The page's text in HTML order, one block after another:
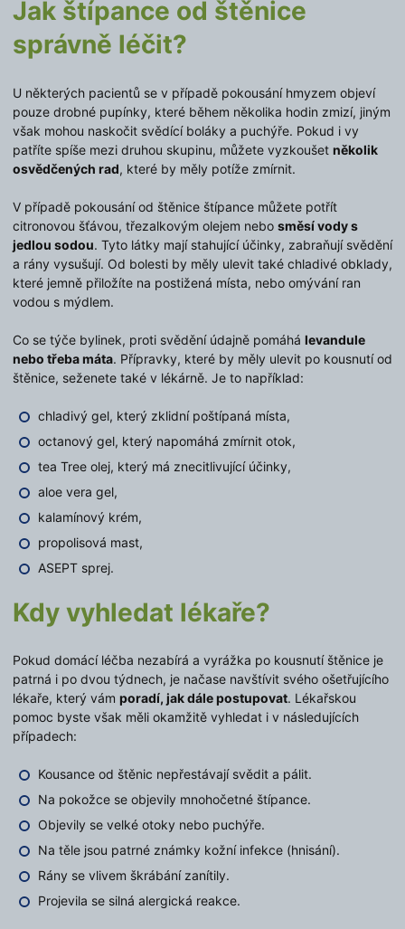
Jak štípance od štěnice
správně léčit?
U některých pacientů se v případě pokousání hmyzem objeví
pouze drobné pupínky, které během několika hodin zmizí, jiným
však mohou naskočit svědící boláky a puchýře. Pokud i vy
patříte spíše mezi druhou skupinu, můžete vyzkoušet několik
osvědčených rad, které by měly potíže zmírnit.
V případě pokousání od štěnice štípance můžete potřít
citronovou šťávou, třezalkovým olejem nebo směsí vody s
jedlou sodou. Tyto látky mají stahující účinky, zabraňují svědění
a rány vysušují. Od bolesti by měly ulevit také chladivé obklady,
které jemně přiložíte na postižená místa, nebo omývání ran
vodou s mýdlem.
Co se týče bylinek, proti svědění údajně pomáhá levandule
nebo třeba máta. Přípravky, které by měly ulevit po kousnutí od
štěnice, seženete také v lékárně. Je to například:
chladivý gel, který zklidní poštípaná místa,
octanový gel, který napomáhá zmírnit otok,
tea Tree olej, který má znecitlivující účinky,
aloe vera gel,
kalamínový krém,
propolisová mast,
ASEPT sprej.
Kdy vyhledat lékaře?
Pokud domácí léčba nezabírá a vyrážka po kousnutí štěnice je
patrná i po dvou týdnech, je načase navštívit svého ošetřujícího
lékaře, který vám poradí, jak dále postupovat. Lékařskou
pomoc byste však měli okamžitě vyhledat i v následujících
případech:
Kousance od štěnic nepřestávají svědit a pálit.
Na pokožce se objevily mnohočetné štípance.
Objevily se velké otoky nebo puchýře.
Na těle jsou patrné známky kožní infekce (hnisání).
Rány se vlivem škrábání zanítily.
Projevila se silná alergická reakce.